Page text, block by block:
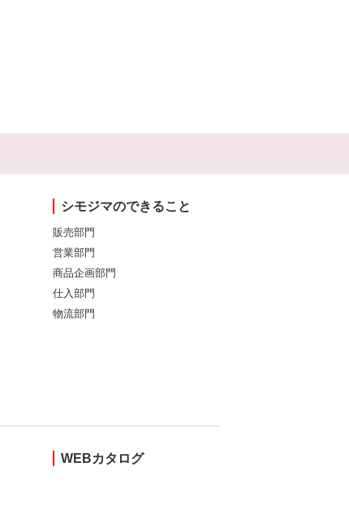
シモジマのできること
販売部門
営業部門
商品企画部門
仕入部門
物流部門
WEBカタログ